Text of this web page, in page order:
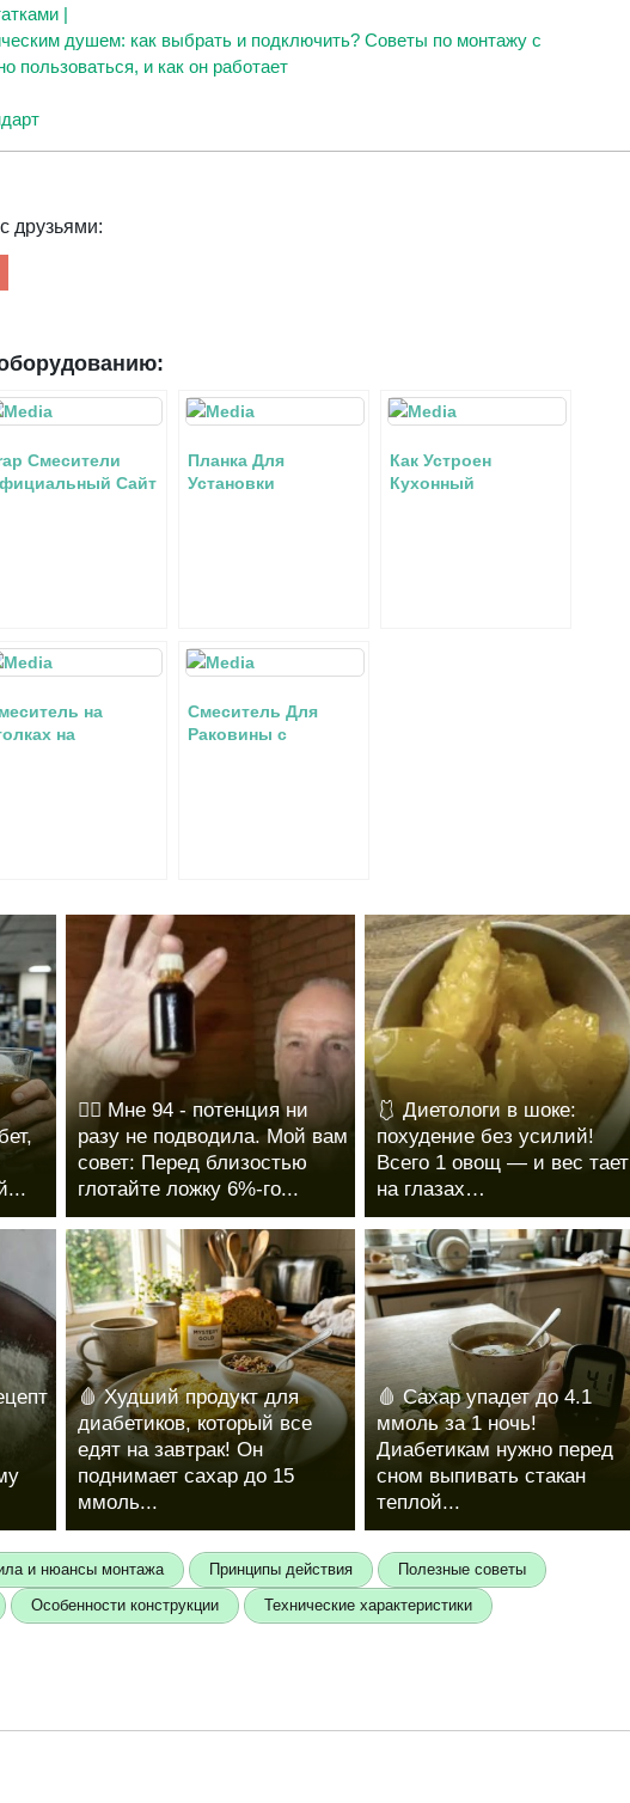
|
душем: как выбрать и подключить? Советы по монтажу с
пользоваться, и как он работает
друзьями:
Смесители
Сайт
Планка Для
Установки
Как Устроен
Кухонный
на
на
Смеситель Для
Раковины с
❤️‍🔥 Мне 94 - потенция ни
разу не подводила. Мой вам
совет: Перед близостью
глотайте ложку 6%-го...
🩱 Диетологи в шоке:
похудение без усилий!
Всего 1 овощ — и вес тает
на глазах…
🩸 Худший продукт для
диабетиков, который все
едят на завтрак! Он
поднимает сахар до 15
ммоль...
🩸 Сахар упадет до 4.1
ммоль за 1 ночь!
Диабетикам нужно перед
сном выпивать стакан
теплой...
и нюансы монтажа Принципы действия
Полезные советы
Особенности конструкции Технические характеристики